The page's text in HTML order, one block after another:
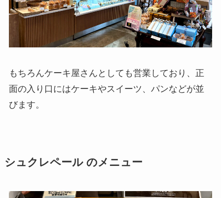
もちろんケーキ屋さんとしても営業しており、正
面の入り口にはケーキやスイーツ、パンなどが並
びます。
シュクレペール のメニュー